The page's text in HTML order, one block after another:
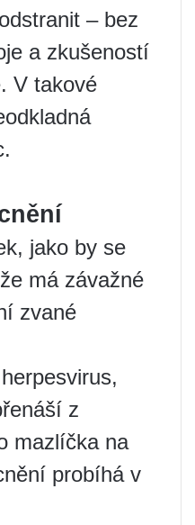
– bez
a zkušeností
V takové
jako by se
má závažné
zvané
z
mazlíčka na
probíhá v